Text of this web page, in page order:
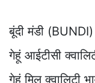
बूंदी मंडी (BUNDI)
गेहूं आईटीसी
गेहूं मिल क्वालिटी